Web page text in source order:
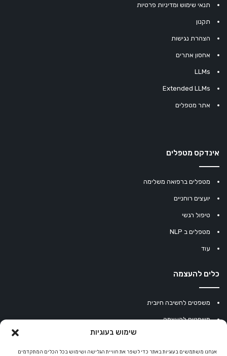
שימוש בעוגיות
אנחנו משתמשים בעוגיות באתר כדי לשפר את חוויית הגלישה ושימוש בכל הכלים המתקדמים
תנאי שימוש ומדיניות פרטיות
תקנון
הצהרת נגישות
אחסון אתרים
LLMs
Extended LLMs
אתר מטפלים
אינדקס מטפלים
מטפלים ברפואה משלימה
יועצים רוחניים
טיפול רגשי
מטפלים ב NLP
עוד
כלים להעצמה
משפטים לחשיבה חיובית
משפטים להעצמה
מחשבון נומרולוגיה